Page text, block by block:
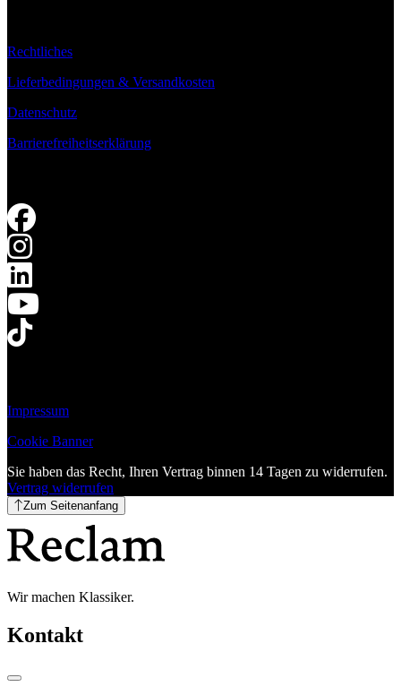
Rechtliches
Lieferbedingungen & Versandkosten
Datenschutz
Barrierefreiheitserklärung
Impressum
Cookie Banner
Sie haben das Recht, Ihren Vertrag binnen 14 Tagen zu widerrufen.
Vertrag widerrufen
Zum Seitenanfang
Wir machen Klassiker.
Kontakt